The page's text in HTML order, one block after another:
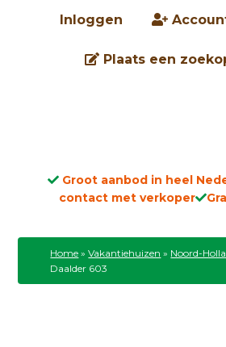
Inloggen
Plaats een
Groot aanbod in heel
contact met verkoper
Home »Vakantiehuizen » Noord-
Daalder 603